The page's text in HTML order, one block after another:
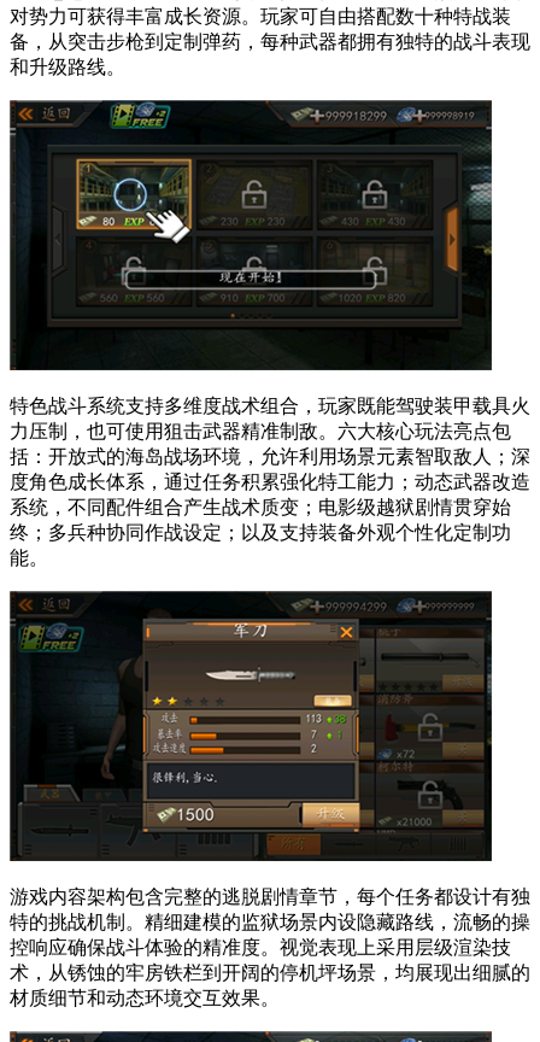
对势力可获得丰富成长资源。玩家可自由搭配数十种特战装
备，从突击步枪到定制弹药，每种武器都拥有独特的战斗表现
和升级路线。
特色战斗系统支持多维度战术组合，玩家既能驾驶装甲载具火
力压制，也可使用狙击武器精准制敌。六大核心玩法亮点包
括：开放式的海岛战场环境，允许利用场景元素智取敌人；深
度角色成长体系，通过任务积累强化特工能力；动态武器改造
系统，不同配件组合产生战术质变；电影级越狱剧情贯穿始
终；多兵种协同作战设定；以及支持装备外观个性化定制功
能。
游戏内容架构包含完整的逃脱剧情章节，每个任务都设计有独
特的挑战机制。精细建模的监狱场景内设隐藏路线，流畅的操
控响应确保战斗体验的精准度。视觉表现上采用层级渲染技
术，从锈蚀的牢房铁栏到开阔的停机坪场景，均展现出细腻的
材质细节和动态环境交互效果。